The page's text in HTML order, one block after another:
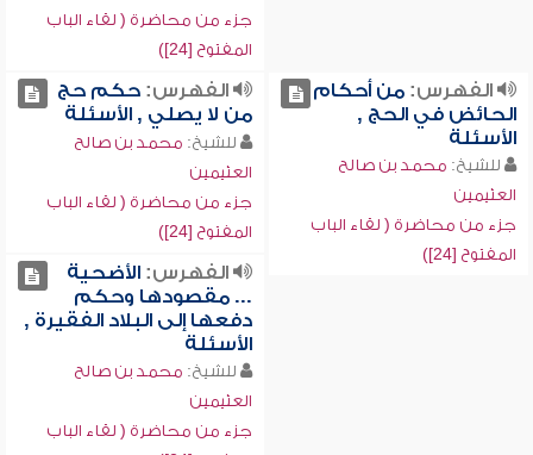
جزء من محاضرة ( لقاء الباب
المفتوح [24])
الفهرس:من أحكام
الحائض في الحج ,
الأسئلة
للشيخ: محمد بن صالح
العثيمين
جزء من محاضرة ( لقاء الباب
المفتوح [24])
الفهرس:حكم حج
من لا يصلي , الأسئلة
للشيخ: محمد بن صالح
العثيمين
جزء من محاضرة ( لقاء الباب
المفتوح [24])
الفهرس:الأضحية
... مقصودها وحكم
دفعها إلى البلاد الفقيرة ,
الأسئلة
للشيخ: محمد بن صالح
العثيمين
جزء من محاضرة ( لقاء الباب